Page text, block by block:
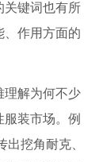
关键词也有所
、作用方面的
解为何不少
装市场。例
挖角耐克、